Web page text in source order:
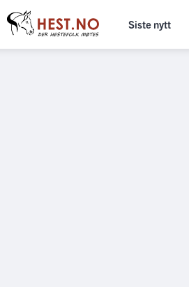
Siste nytt